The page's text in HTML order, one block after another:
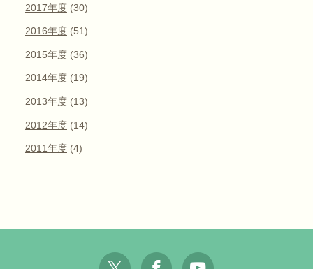
2017年度 (30)
2016年度 (51)
2015年度 (36)
2014年度 (19)
2013年度 (13)
2012年度 (14)
2011年度 (4)